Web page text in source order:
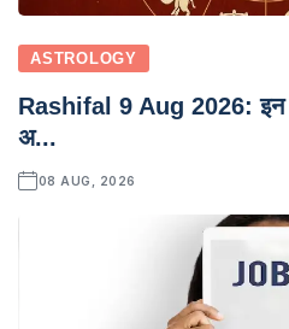
ASTROLOGY
Rashifal 9 Aug 2026: इन
अ...
08 AUG, 2026